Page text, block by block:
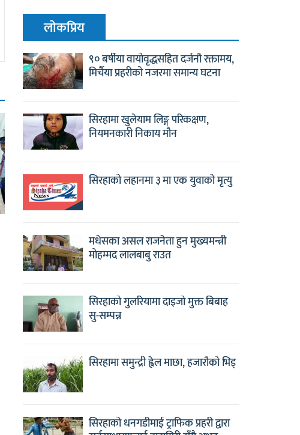
लाेकप्रिय
९० बर्षीया वायोवृद्धसहित दर्जनौ रक्तामय,
मिर्चैया प्रहरीको नजरमा समान्य घटना
सिरहामा खुलेयाम लिङ्ग परिकक्षण,
नियमनकारी निकाय मौन
सिरहाको लहानमा ३ मा एक युवाको मृत्यु
मधेसका असल राजनेता हुन मुख्यमन्त्री
मोहम्मद लालबाबु राउत
सिरहाको गुलरियामा दाइजो मुक्त बिबाह
सु-सम्पन्न
सिरहामा समुन्द्री ह्वेल माछा, हजारौको भिड्
सिरहाको धनगडीमाई ट्राफिक प्रहरी द्वारा